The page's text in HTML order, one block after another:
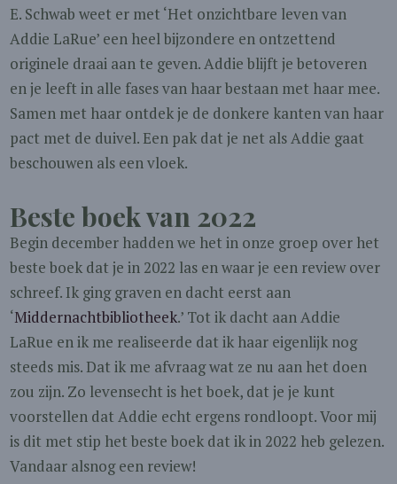
E. Schwab weet er met ‘Het onzichtbare leven van
Addie LaRue’ een heel bijzondere en ontzettend
originele draai aan te geven. Addie blijft je betoveren
en je leeft in alle fases van haar bestaan met haar mee.
Samen met haar ontdek je de donkere kanten van haar
pact met de duivel. Een pak dat je net als Addie gaat
beschouwen als een vloek.
Beste boek van 2022
Begin december hadden we het in onze groep over het
beste boek dat je in 2022 las en waar je een review over
schreef. Ik ging graven en dacht eerst aan
‘Middernachtbibliotheek.’ Tot ik dacht aan Addie
LaRue en ik me realiseerde dat ik haar eigenlijk nog
steeds mis. Dat ik me afvraag wat ze nu aan het doen
zou zijn. Zo levensecht is het boek, dat je je kunt
voorstellen dat Addie echt ergens rondloopt. Voor mij
is dit met stip het beste boek dat ik in 2022 heb gelezen.
Vandaar alsnog een review!